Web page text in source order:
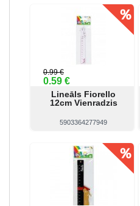
0.99 €
0.59 €
Lineāls Fiorello
12cm Vienradzis
5903364277949